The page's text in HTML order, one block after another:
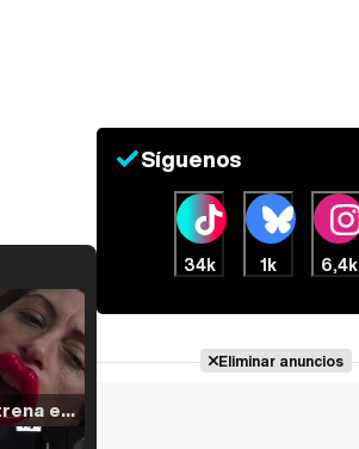
Filmin estrena el tráiler de 'Millennial Mal', su nueva comedia universitaria de la mano de Lorena Iglesias
Síguenos
34k 1k 6,4k
Eliminar anuncios